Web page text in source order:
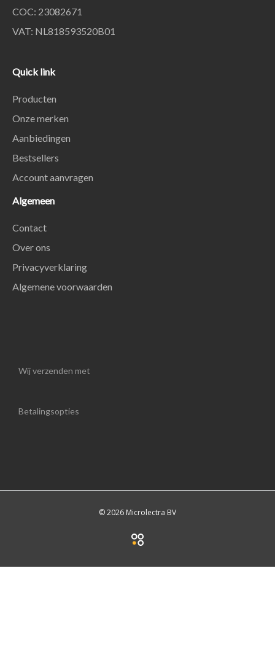
COC: 23082671
VAT: NL818593520B01
Quick link
Producten
Onze merken
Aanbiedingen
Bestsellers
Account aanvragen
Algemeen
Contact
Over ons
Privacyverklaring
Algemene voorwaarden
Wij verzenden met
Betalingsopties
© 2026 Microlectra BV